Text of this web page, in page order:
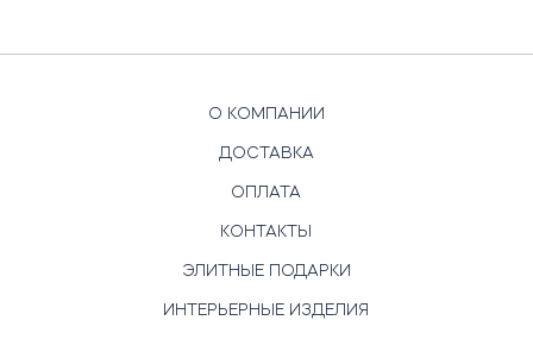
О КОМПАНИИ
ДОСТАВКА
ОПЛАТА
КОНТАКТЫ
ЭЛИТНЫЕ ПОДАРКИ
ИНТЕРЬЕРНЫЕ ИЗДЕЛИЯ